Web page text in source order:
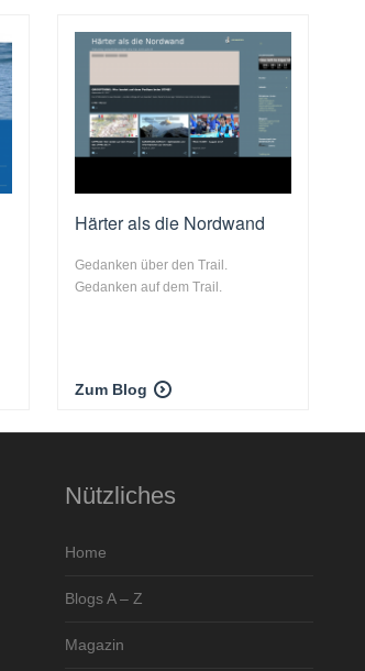
Härter als die Nordwand
Gedanken über den Trail.
Gedanken auf dem Trail.
Zum Blog
Nützliches
Home
Blogs A – Z
Magazin